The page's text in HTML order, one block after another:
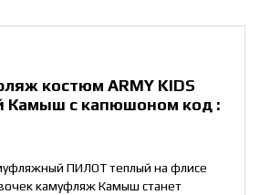
костюм ARMY KIDS
Камыш с капюшоном код :
ПИЛОТ теплый на флисе
камуфляж Камыш станет